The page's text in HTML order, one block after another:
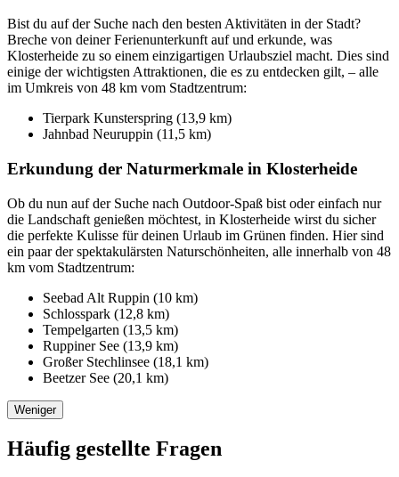
Bist du auf der Suche nach den besten Aktivitäten in der Stadt?
Breche von deiner Ferienunterkunft auf und erkunde, was
Klosterheide zu so einem einzigartigen Urlaubsziel macht. Dies sind
einige der wichtigsten Attraktionen, die es zu entdecken gilt, – alle
im Umkreis von 48 km vom Stadtzentrum:
Tierpark Kunsterspring (13,9 km)
Jahnbad Neuruppin (11,5 km)
Erkundung der Naturmerkmale in Klosterheide
Ob du nun auf der Suche nach Outdoor-Spaß bist oder einfach nur
die Landschaft genießen möchtest, in Klosterheide wirst du sicher
die perfekte Kulisse für deinen Urlaub im Grünen finden. Hier sind
ein paar der spektakulärsten Naturschönheiten, alle innerhalb von 48
km vom Stadtzentrum:
Seebad Alt Ruppin (10 km)
Schlosspark (12,8 km)
Tempelgarten (13,5 km)
Ruppiner See (13,9 km)
Großer Stechlinsee (18,1 km)
Beetzer See (20,1 km)
Weniger
Häufig gestellte Fragen